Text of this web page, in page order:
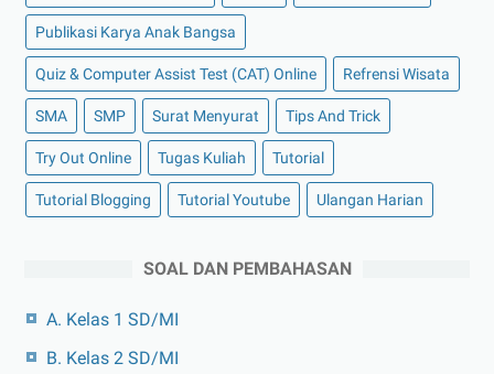
Publikasi Karya Anak Bangsa
Quiz & Computer Assist Test (CAT) Online Refrensi Wisata
SMA SMP Surat Menyurat Tips And Trick
Try Out Online Tugas Kuliah Tutorial
Tutorial Blogging Tutorial Youtube Ulangan Harian
SOAL DAN PEMBAHASAN
A. Kelas 1 SD/MI
B. Kelas 2 SD/MI